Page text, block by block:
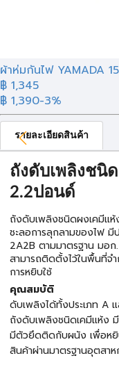
ผ้าห่มกันไฟ YAMADA
฿ 1,345
฿ 1,390-3%
รายละเอียดสินค้า
ถังดับเพลิงชนิ
2.2ปอนด์
ถังดับเพลิงชนิดผงเคมีแ
ชะลอการลุกลามของไฟ มี
2A2B ตามมาตรฐาน มอก
สามารถติดตั้งไว้ในพื้นที่จ
การหยิบใช้
คุณสมบัติ
ดับเพลิงได้ทั้งประเภท A
ถังดับเพลิงชนิดเคมีแห้ง
มีตัวยึดติดกับผนัง เพื่อหยิ
สินค้าผ่านมาตรฐานอุตสา